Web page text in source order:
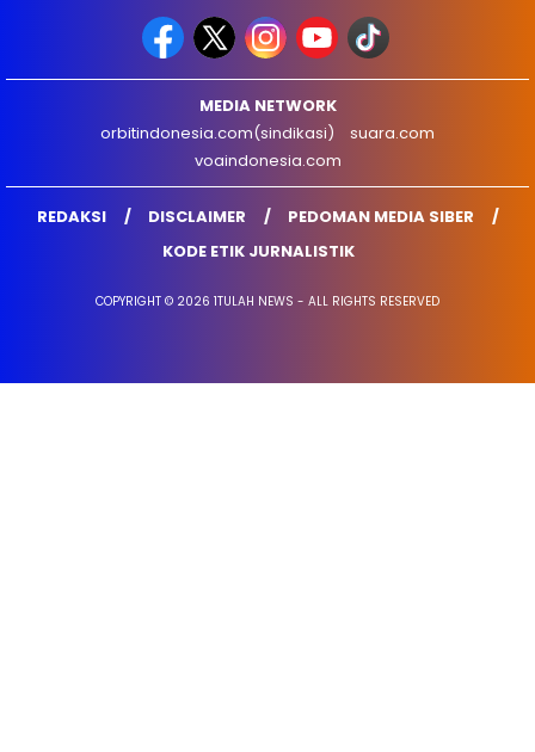
MEDIA NETWORK
orbitindonesia.com(sindikasi)
suara.com
voaindonesia.com
REDAKSI DISCLAIMER
PEDOMAN MEDIA SIBER
KODE ETIK JURNALISTIK
COPYRIGHT © 2026 1TULAH NEWS - ALL RIGHTS RESERVED